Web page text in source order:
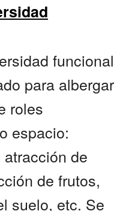
funcional
para albergar
roles
espacio:
de
de frutos,
suelo, etc. Se